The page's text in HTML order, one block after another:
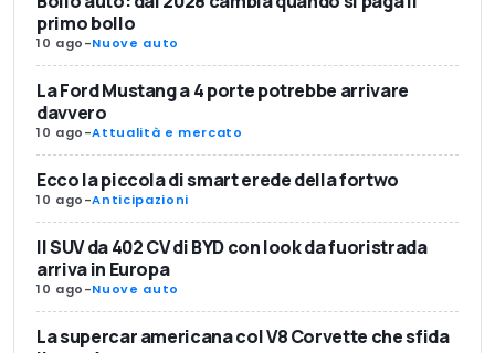
primo bollo
10 ago-Nuove auto
La Ford Mustang a 4 porte potrebbe arrivare
davvero
10 ago-Attualità e mercato
Ecco la piccola di smart erede della fortwo
10 ago-Anticipazioni
Il SUV da 402 CV di BYD con look da fuoristrada
arriva in Europa
10 ago-Nuove auto
La supercar americana col V8 Corvette che sfida